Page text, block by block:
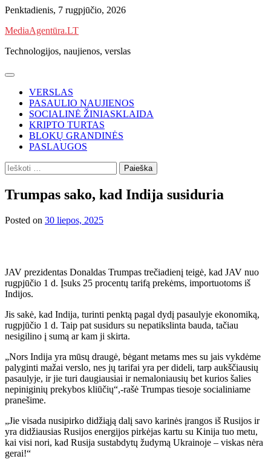
Skip
content
Penktadienis, 7 rugpjūčio, 2026
MediaAgentūra.LT
Technologijos, naujienos, verslas
VERSLAS
PASAULIO NAUJIENOS
SOCIALINĖ ŽINIASKLAIDA
KRIPTO TURTAS
BLOKŲ GRANDINĖS
PASLAUGOS
Ieškoti:
Trumpas sako, kad Indija susiduria
Posted on 30 liepos, 2025
JAV prezidentas Donaldas Trumpas trečiadienį teigė, kad JAV nuo
rugpjūčio 1 d. Įsuks 25 procentų tarifą prekėms, importuotoms iš
Indijos.
Jis sakė, kad Indija, turinti penktą pagal dydį pasaulyje ekonomiką,
rugpjūčio 1 d. Taip pat susidurs su nepatikslinta bauda, tačiau
nesigilino į sumą ar kam ji skirta.
„Nors Indija yra mūsų draugė, bėgant metams mes su jais vykdėme
palyginti mažai verslo, nes jų tarifai yra per dideli, tarp aukščiausių
pasaulyje, ir jie turi daugiausiai ir nemaloniausių bet kurios šalies
nepiniginių prekybos kliūčių“,-rašė Trumpas tiesoje socialiniame
pranešime.
„Jie visada nusipirko didžiąją dalį savo karinės įrangos iš Rusijos ir
yra didžiausias Rusijos energijos pirkėjas kartu su Kinija tuo metu,
kai visi nori, kad Rusija sustabdytų žudymą Ukrainoje – viskas nėra
gerai!“